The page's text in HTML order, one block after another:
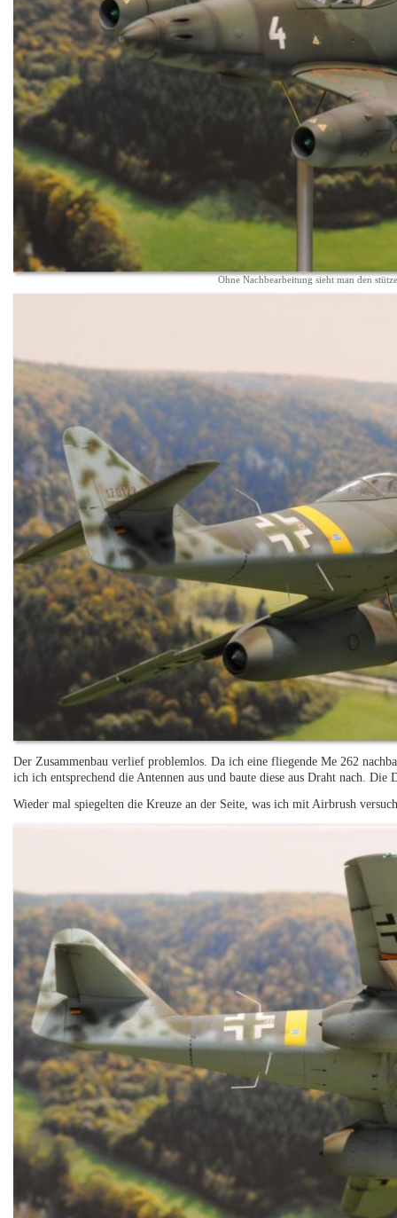
Ohne Nachbearbeitung sieht man den
Der Zusammenbau verlief problemlos. Da ich eine fliegende Me 262
ich ich entsprechend die Antennen aus und baute diese aus Draht nach.
Wieder mal spiegelten die Kreuze an der Seite, was ich mit Airbrush